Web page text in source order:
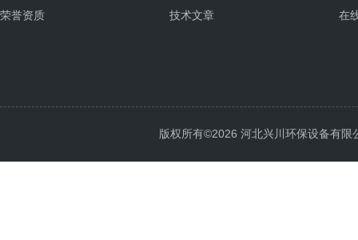
荣誉资质
技术文章
在
版权所有©2026 河北兴川环保设备有